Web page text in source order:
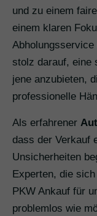
und zu einem
einem klaren
stolz darauf, eine
jene anzubieten,
professionelle
Als erfahrener
dass der Verkauf
Unsicherheiten
Experten, die
PKW Ankauf für
problemlos wie